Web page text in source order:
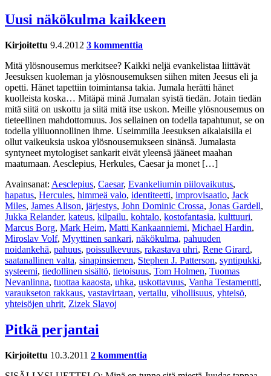
Uusi näkökulma kaikkeen
Kirjoitettu 9.4.2012 3 kommenttia
Mitä ylösnousemus merkitsee? Kaikki neljä evankelistaa liittävät
Jeesuksen kuoleman ja ylösnousemuksen siihen miten Jeesus eli ja
opetti. Hänet tapettiin toimintansa takia. Jumala herätti hänet
kuolleista koska… Mitäpä minä Jumalan syistä tiedän. Jotain tiedän
mitä siitä on uskottu ja siitä mitä itse uskon. Meille ylösnousemus on
tieteellinen mahdottomuus. Jos sellainen on todella tapahtunut, se on
todella yliluonnollinen ihme. Useimmilla Jeesuksen aikalaisilla ei
ollut vaikeuksia uskoa ylösnousemukseen sinänsä. Jumalasta
syntyneet mytologiset sankarit eivät yleensä jääneet maahan
maatumaan. Aesclepius, Herkules, Caesar ja monet […]
Avainsanat: Aesclepius, Caesar, Evankeliumin piilovaikutus,
hapatus, Hercules, himmeä valo, identiteetti, improvisaatio, Jack
Miles, James Alison, järjestys, John Dominic Crossa, Jonas Gardell,
Jukka Relander, kateus, kilpailu, kohtalo, kostofantasia, kulttuuri,
Marcus Borg, Mark Heim, Matti Kankaanniemi, Michael Hardin,
Miroslav Volf, Myyttinen sankari, näkökulma, pahuuden
noidankehä, pahuus, poissulkevuus, rakastava uhri, Rene Girard,
saatanallinen valta, sinapinsiemen, Stephen J. Patterson, syntipukki,
systeemi, tiedollinen sisältö, tietoisuus, Tom Holmen, Tuomas
Nevanlinna, tuottaa kaaosta, uhka, uskottavuus, Vanha Testamentti,
varaukseton rakkaus, vastavirtaan, vertailu, vihollisuus, yhteisö,
yhteisöjen uhrit, Zizek Slavoj
Pitkä perjantai
Kirjoitettu 10.3.2011 2 kommenttia